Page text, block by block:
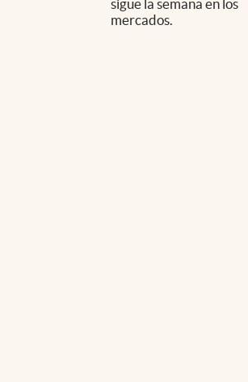
sigue la semana en los
mercados.